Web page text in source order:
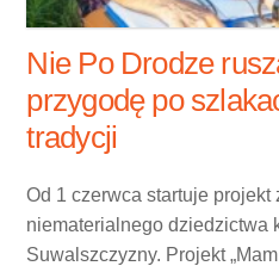
Nie Po Drodze
przygodę po
tradycji
Od 1 czerwca startuje projekt
niematerialnego dziedzictwa
Suwalszczyzny. Projekt